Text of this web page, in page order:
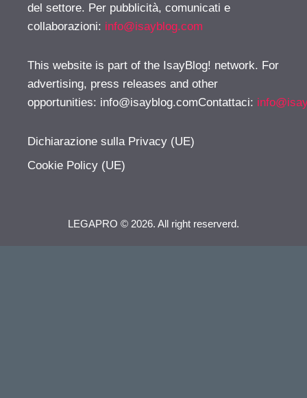
del settore. Per pubblicità, comunicati e
collaborazioni: info@isayblog.com
This website is part of the IsayBlog! network. For
advertising, press releases and other
opportunities: info@isayblog.comContattaci:
Dichiarazione sulla Privacy (UE)
Cookie Policy (UE)
LEGAPRO © 2026. All right reserverd.